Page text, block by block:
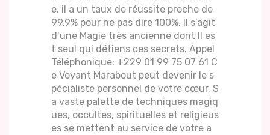
e. il a un taux de réussite proche de
99.9% pour ne pas dire 100%, Il s’agit
d’une Magie très ancienne dont Il es
t seul qui détiens ces secrets. Appel
Téléphonique: +229 01 99 75 07 61 C
e Voyant Marabout peut devenir le s
pécialiste personnel de votre cœur. S
a vaste palette de techniques magiq
ues, occultes, spirituelles et religieus
es se mettent au service de votre a